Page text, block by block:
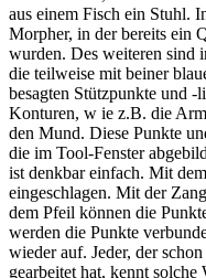
aus einem Fisch ein Stuhl.
Morpher, in der bereits ein
wurden. Des weiteren sind
die teilweise mit beiner
besagten Stützpunkte und
Konturen, w ie z.B. die
den Mund. Diese Punkte
die im Tool-Fenster
ist denkbar einfach. Mit
eingeschlagen. Mit der
dem Pfeil können die
werden die Punkte
wieder auf. Jeder, der
gearbeitet hat, kennt